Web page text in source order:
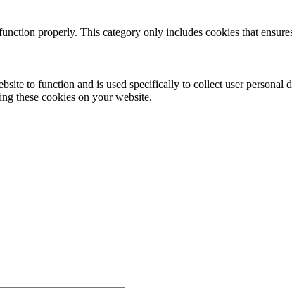
properly. This category only includes cookies that
to function and is used specifically to collect user personal
these cookies on your website.